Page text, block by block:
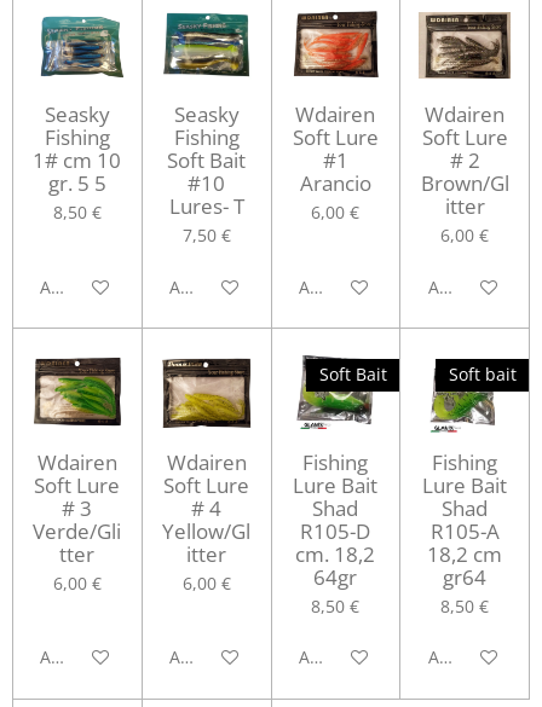
Seasky
Fishing
1# cm 10
gr. 5 5
8,50 €
Aggiungi al carrello
Seasky
Fishing
Soft Bait
#10
Lures- T
7,50 €
Aggiungi al carrello
Wdairen
Soft Lure
#1
Arancio
6,00 €
Aggiungi al carrello
Wdairen
Soft Lure
# 2
Brown/Gl
itter
6,00 €
Aggiungi al
Wdairen
Soft Lure
# 3
Verde/Gli
tter
6,00 €
Aggiungi al carrello
Wdairen
Soft Lure
# 4
Yellow/Gl
itter
6,00 €
Aggiungi al carrello
Soft Bait
Fishing
Lure Bait
Shad
R105-D
cm. 18,2
64gr
8,50 €
Aggiungi al carrello
Soft bait
Fishing
Lure Bait
Shad
R105-A
18,2 cm
gr64
8,50 €
Aggiungi al